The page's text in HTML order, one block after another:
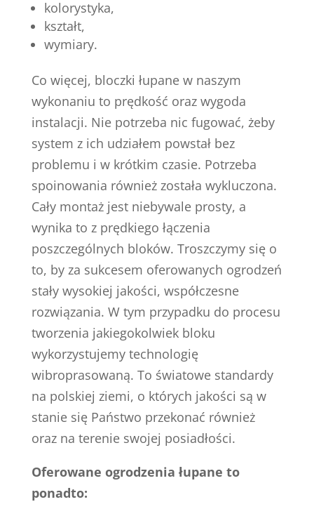
kolorystyka,
kształt,
wymiary.
Co więcej, bloczki łupane w naszym
wykonaniu to prędkość oraz wygoda
instalacji. Nie potrzeba nic fugować, żeby
system z ich udziałem powstał bez
problemu i w krótkim czasie. Potrzeba
spoinowania również została wykluczona.
Cały montaż jest niebywale prosty, a
wynika to z prędkiego łączenia
poszczególnych bloków. Troszczymy się o
to, by za sukcesem oferowanych ogrodzeń
stały wysokiej jakości, współczesne
rozwiązania. W tym przypadku do procesu
tworzenia jakiegokolwiek bloku
wykorzystujemy technologię
wibroprasowaną. To światowe standardy
na polskiej ziemi, o których jakości są w
stanie się Państwo przekonać również
oraz na terenie swojej posiadłości.
Oferowane ogrodzenia łupane to
ponadto: